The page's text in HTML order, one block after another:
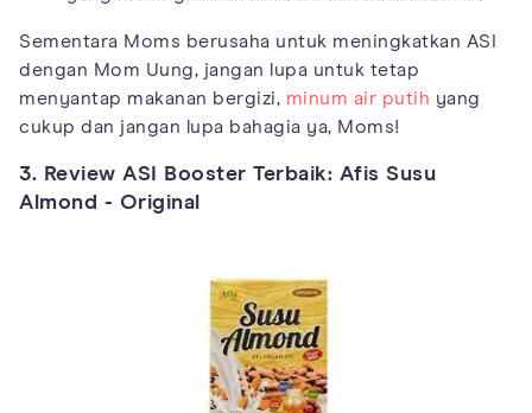
Sementara Moms berusaha untuk meningkatkan ASI
dengan Mom Uung, jangan lupa untuk tetap
menyantap makanan bergizi, minum air putih yang
cukup dan jangan lupa bahagia ya, Moms!
3. Review ASI Booster Terbaik: Afis Susu
Almond - Original